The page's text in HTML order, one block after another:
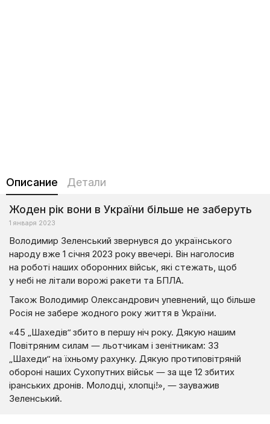
Описание Детали
Жоден рік вони в України більше не заберуть
1 января 2023
Володимир Зеленський звернувся до українського
народу вже 1 січня 2023 року ввечері. Він наголосив
на роботі наших оборонних військ, які стежать, щоб
у небі не літали ворожі ракети та БПЛА.
Також Володимир Олександрович упевнений, що більше
Росія не забере жодного року життя в України.
«45 „Шахедів“ збито в першу ніч року. Дякую нашим
Повітряним силам — льотчикам і зенітникам: 33
„Шахеди“ на їхньому рахунку. Дякую протиповітряній
обороні наших Сухопутних військ — за ще 12 збитих
іранських дронів. Молодці, хлопці!», — зауважив
Зеленський.